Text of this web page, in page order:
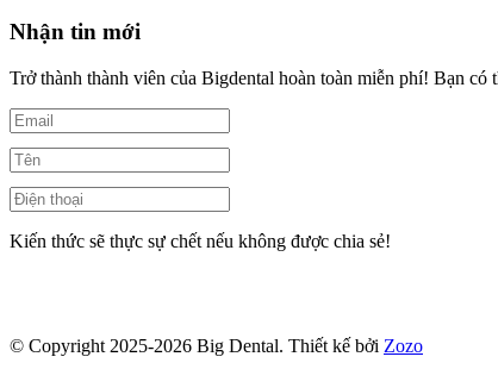
Nhận tin mới
Trở thành thành viên của Bigdental hoàn toàn miễn phí! Bạn
Kiến thức sẽ thực sự chết nếu không được chia sẻ!
© Copyright 2025-2026 Big Dental. Thiết kế bởi Zozo